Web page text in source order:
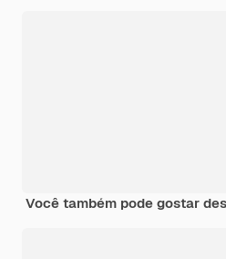
Você também pode gostar